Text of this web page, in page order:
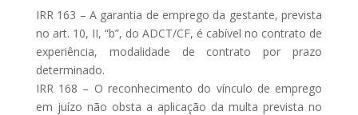
IRR 163 – A garantia de emprego da gestante, prevista
no art. 10, II, “b”, do ADCT/CF, é cabível no contrato de
experiência, modalidade de contrato por prazo
determinado.
IRR 168 – O reconhecimento do vínculo de emprego
em juízo não obsta a aplicação da multa prevista no